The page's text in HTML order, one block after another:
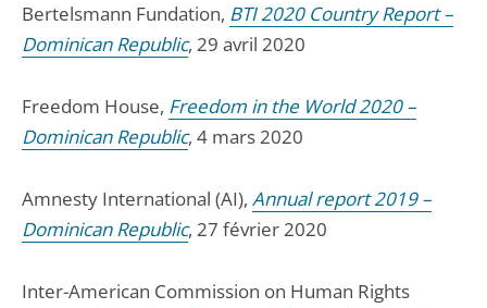
Bertelsmann Fundation, BTI 2020 Country Report –
Dominican Republic, 29 avril 2020
Freedom House, Freedom in the World 2020 –
Dominican Republic, 4 mars 2020
Amnesty International (AI), Annual report 2019 –
Dominican Republic, 27 février 2020
Inter-American Commission on Human Rights